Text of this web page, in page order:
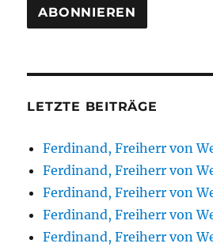
LETZTE BEITRÄGE
Ferdinand, Freiherr von
Ferdinand, Freiherr von
Ferdinand, Freiherr von
Ferdinand, Freiherr von
Ferdinand, Freiherr von